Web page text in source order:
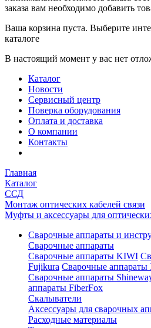
заказа вам необходимо добавить
Ваша корзина пуста. Выберите
каталоге
В настоящий момент у вас нет
Каталог
Новости
Сервисный центр
Поверка оборудования
Оплата и доставка
О компании
Контакты
Главная
Каталог
ССД
Монтаж оптических кабелей связи
Муфты и аксессуары для
Сварочные аппараты и
Сварочные аппараты
Сварочные аппараты KIWI
Fujikura Сварочные аппараты
Сварочные аппараты
аппараты FiberFox
Скалыватели
Аксессуары для сварочных
Расходные материалы